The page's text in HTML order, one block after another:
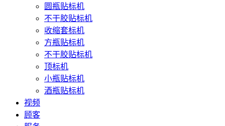
圆瓶贴标机
不干胶贴标机
收缩套标机
方瓶贴标机
不干胶贴标机
顶标机
小瓶贴标机
酒瓶贴标机
视频
顾客